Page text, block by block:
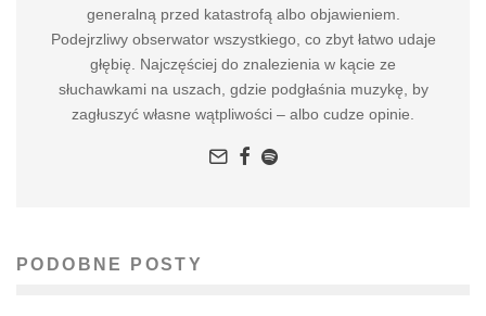
generalną przed katastrofą albo objawieniem.
Podejrzliwy obserwator wszystkiego, co zbyt łatwo udaje
głębię. Najczęściej do znalezienia w kącie ze
słuchawkami na uszach, gdzie podgłaśnia muzykę, by
zagłuszyć własne wątpliwości – albo cudze opinie.
PODOBNE POSTY